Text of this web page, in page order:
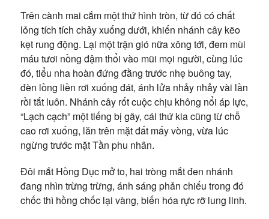
Trên cành mai cắm một thứ hình tròn, từ đó có chất
lỏng tích tích chảy xuống dưới, khiến nhánh cây kẽo
kẹt rung động. Lại một trận gió nữa xông tới, đem mùi
máu tươi nồng đậm thổi vào mũi mọi người, cùng lúc
đó, tiểu nha hoàn đứng đằng trước nhẹ buông tay,
đèn lồng liền rơi xuống đát, ánh lửa nhảy nhảy vài lần
rồi tắt luôn. Nhánh cây rốt cuộc chịu không nổi áp lực,
“Lạch cạch” một tiếng bị gãy, cái thứ kia cũng từ chỗ
cao rơi xuống, lăn trên mặt đất mấy vòng, vừa lúc
ngừng trước mặt Tần phu nhân.
Đôi mắt Hồng Dục mở to, hai tròng mắt đen nhánh
đang nhìn trừng trừng, ánh sáng phản chiếu trong đó
chốc thì hồng chốc lại vàng, biến hóa rực rỡ lung linh.